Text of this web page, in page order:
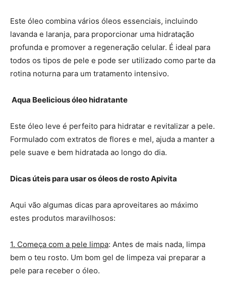
Este óleo combina vários óleos essenciais, incluindo
lavanda e laranja, para proporcionar uma hidratação
profunda e promover a regeneração celular. É ideal para
todos os tipos de pele e pode ser utilizado como parte da
rotina noturna para um tratamento intensivo​.
Aqua Beelicious óleo hidratante
Este óleo leve é perfeito para hidratar e revitalizar a pele.
Formulado com extratos de flores e mel, ajuda a manter a
pele suave e bem hidratada ao longo do dia​.
Dicas úteis para usar os óleos de rosto Apivita
Aqui vão algumas dicas para aproveitares ao máximo
estes produtos maravilhosos:
1. Começa com a pele limpa: Antes de mais nada, limpa
bem o teu rosto. Um bom gel de limpeza vai preparar a
pele para receber o óleo.